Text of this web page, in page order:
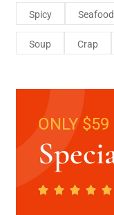
Spicy
Soup Crap
ONLY $59